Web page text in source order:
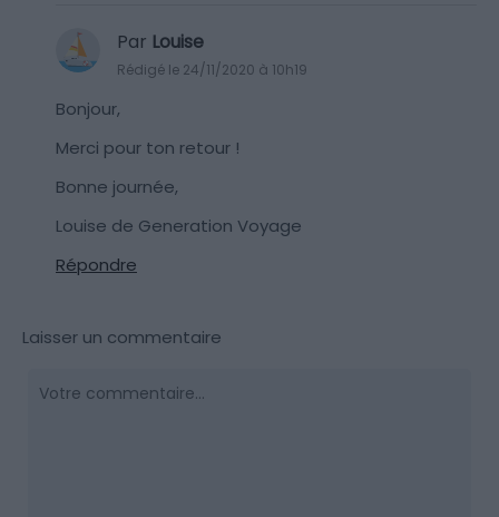
Par Louise
Rédigé le 24/11/2020 à 10h19
Bonjour,
Merci pour ton retour !
Bonne journée,
Louise de Generation Voyage
Répondre
Laisser un commentaire